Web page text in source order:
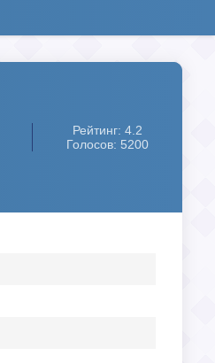
Рейтинг: 4.2
Голосов: 5200